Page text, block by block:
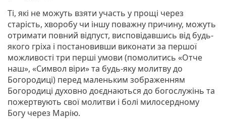
Ті, які не можуть взяти участь у прощі через
старість, хворобу чи іншу поважну причину, можуть
отримати повний відпуст, висповідавшись від будь-
якого гріха і постановивши виконати за першої
можливості три перші умови (помолитись «Отче
наш», «Символ віри» та будь-яку молитву до
Богородиці) перед маленьким зображенням
Богородиці духовно доєднаються до богослужінь та
пожертвують свої молитви і болі милосердному
Богу через Марію.